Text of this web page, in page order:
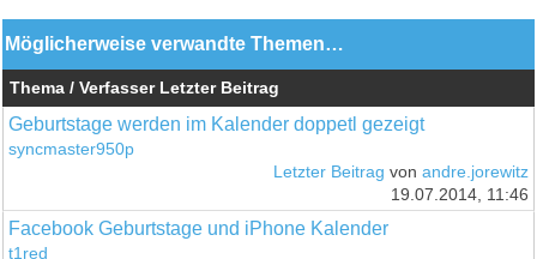
Möglicherweise verwandte Themen…
Thema / Verfasser Letzter Beitrag
Geburtstage werden im Kalender doppetl gezeigt
syncmaster950p
Letzter Beitrag von andre.jorewitz
19.07.2014, 11:46
Facebook Geburtstage und iPhone Kalender
t1red